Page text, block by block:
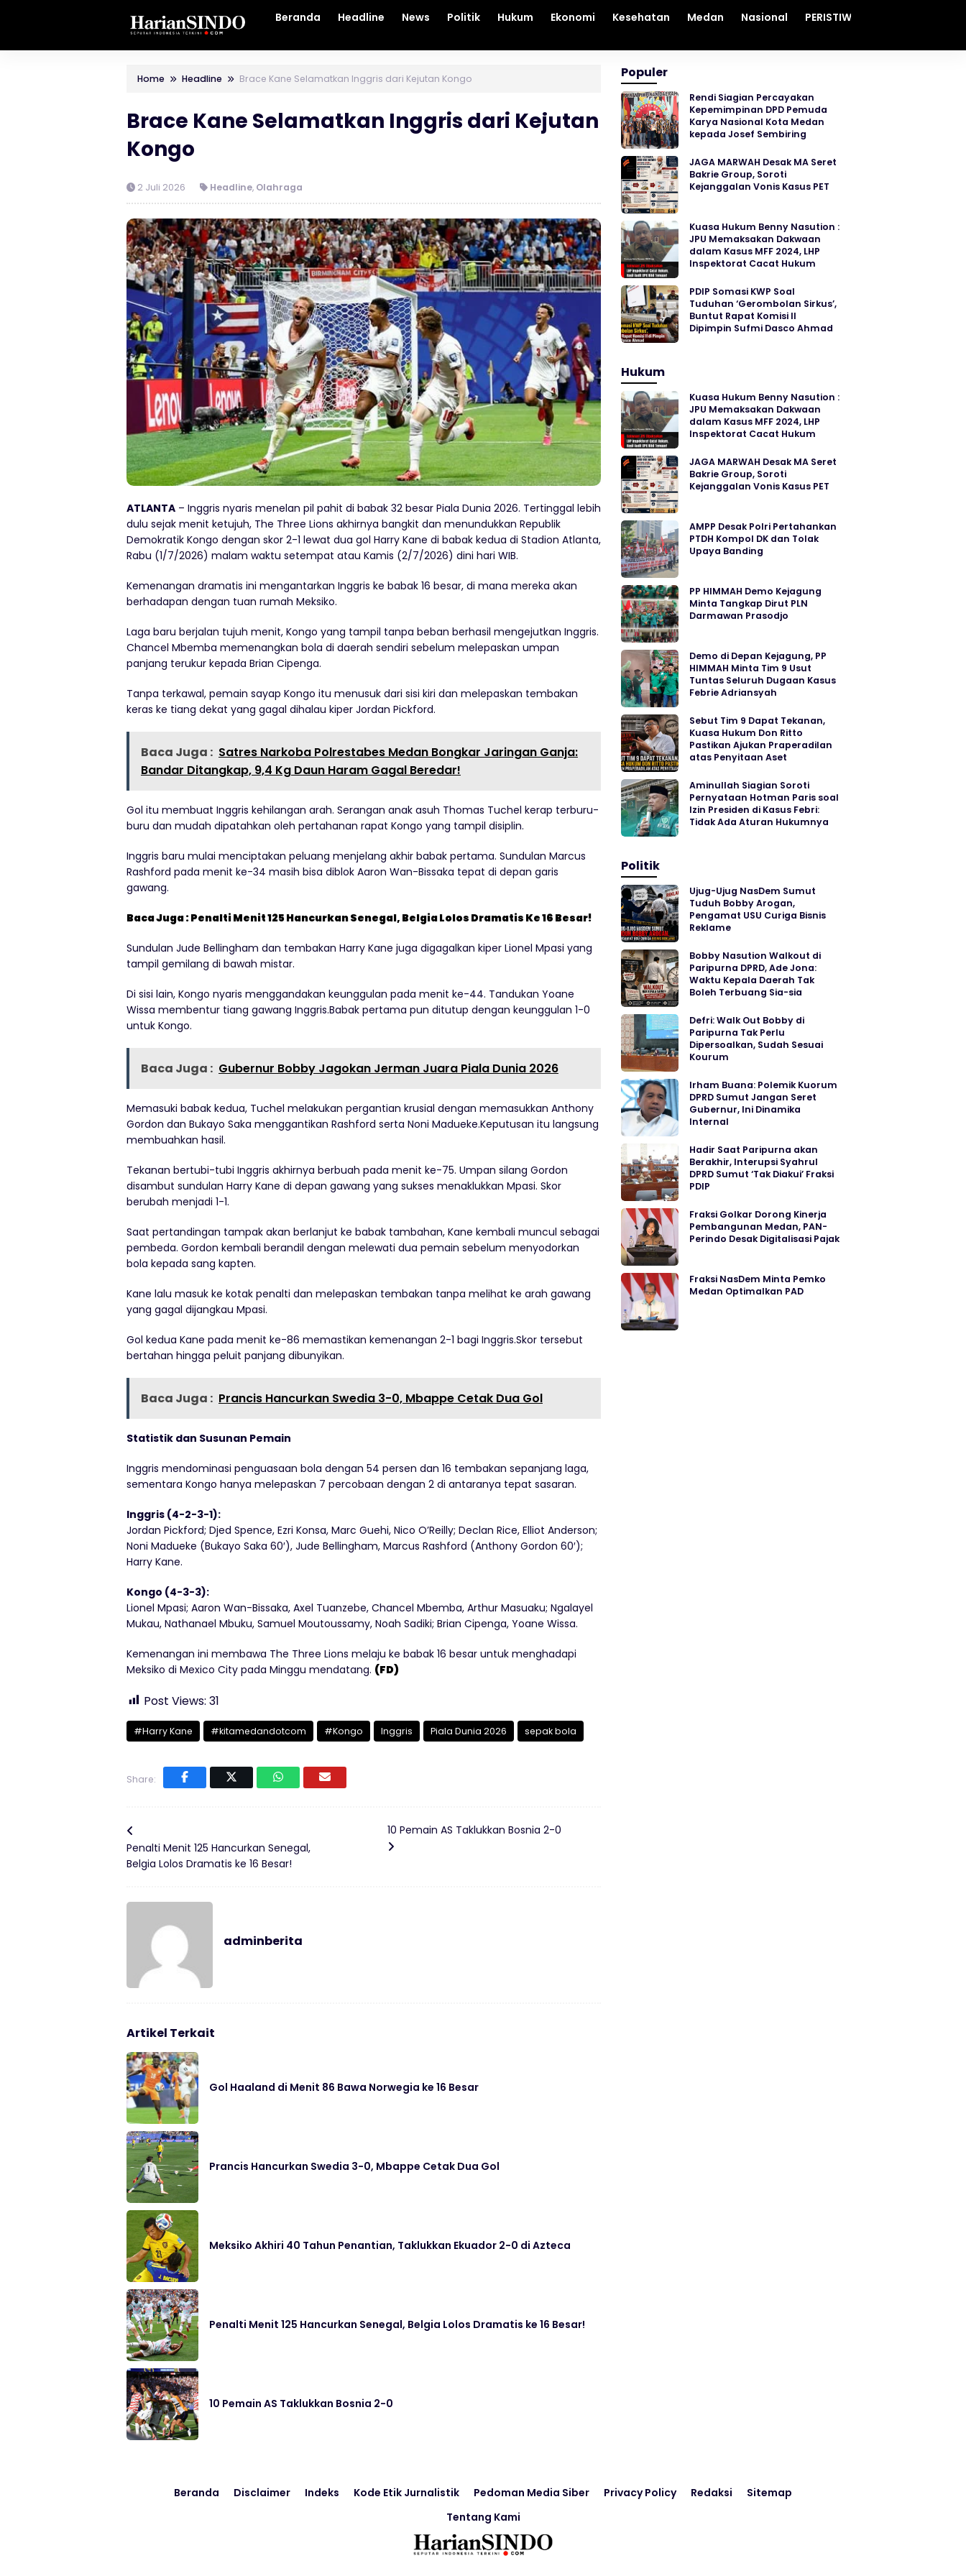
Beranda Headline News Politik Hukum Ekonomi Kesehatan Medan Nasional PERISTIWA
Home Headline Brace Kane Selamatkan Inggris dari Kejutan Kongo
Brace Kane Selamatkan Inggris dari Kejutan
Kongo
2 Juli 2026 Headline, Olahraga
ATLANTA – Inggris nyaris menelan pil pahit di babak 32 besar Piala Dunia 2026. Tertinggal lebih
dulu sejak menit ketujuh, The Three Lions akhirnya bangkit dan menundukkan Republik
Demokratik Kongo dengan skor 2-1 lewat dua gol Harry Kane di babak kedua di Stadion Atlanta,
Rabu (1/7/2026) malam waktu setempat atau Kamis (2/7/2026) dini hari WIB.
Kemenangan dramatis ini mengantarkan Inggris ke babak 16 besar, di mana mereka akan
berhadapan dengan tuan rumah Meksiko.
Laga baru berjalan tujuh menit, Kongo yang tampil tanpa beban berhasil mengejutkan Inggris.
Chancel Mbemba memenangkan bola di daerah sendiri sebelum melepaskan umpan
panjang terukur kepada Brian Cipenga.
Tanpa terkawal, pemain sayap Kongo itu menusuk dari sisi kiri dan melepaskan tembakan
keras ke tiang dekat yang gagal dihalau kiper Jordan Pickford.
Baca Juga : Satres Narkoba Polrestabes Medan Bongkar Jaringan Ganja:
Bandar Ditangkap, 9,4 Kg Daun Haram Gagal Beredar!
Gol itu membuat Inggris kehilangan arah. Serangan anak asuh Thomas Tuchel kerap terburu-
buru dan mudah dipatahkan oleh pertahanan rapat Kongo yang tampil disiplin.
Inggris baru mulai menciptakan peluang menjelang akhir babak pertama. Sundulan Marcus
Rashford pada menit ke-34 masih bisa diblok Aaron Wan-Bissaka tepat di depan garis
gawang.
Baca Juga : Penalti Menit 125 Hancurkan Senegal, Belgia Lolos Dramatis Ke 16 Besar!
Sundulan Jude Bellingham dan tembakan Harry Kane juga digagalkan kiper Lionel Mpasi yang
tampil gemilang di bawah mistar.
Di sisi lain, Kongo nyaris menggandakan keunggulan pada menit ke-44. Tandukan Yoane
Wissa membentur tiang gawang Inggris.Babak pertama pun ditutup dengan keunggulan 1-0
untuk Kongo.
Baca Juga : Gubernur Bobby Jagokan Jerman Juara Piala Dunia 2026
Memasuki babak kedua, Tuchel melakukan pergantian krusial dengan memasukkan Anthony
Gordon dan Bukayo Saka menggantikan Rashford serta Noni Madueke.Keputusan itu langsung
membuahkan hasil.
Tekanan bertubi-tubi Inggris akhirnya berbuah pada menit ke-75. Umpan silang Gordon
disambut sundulan Harry Kane di depan gawang yang sukses menaklukkan Mpasi. Skor
berubah menjadi 1-1.
Saat pertandingan tampak akan berlanjut ke babak tambahan, Kane kembali muncul sebagai
pembeda. Gordon kembali berandil dengan melewati dua pemain sebelum menyodorkan
bola kepada sang kapten.
Kane lalu masuk ke kotak penalti dan melepaskan tembakan tanpa melihat ke arah gawang
yang gagal dijangkau Mpasi.
Gol kedua Kane pada menit ke-86 memastikan kemenangan 2-1 bagi Inggris.Skor tersebut
bertahan hingga peluit panjang dibunyikan.
Baca Juga : Prancis Hancurkan Swedia 3-0, Mbappe Cetak Dua Gol
Statistik dan Susunan Pemain
Inggris mendominasi penguasaan bola dengan 54 persen dan 16 tembakan sepanjang laga,
sementara Kongo hanya melepaskan 7 percobaan dengan 2 di antaranya tepat sasaran.
Inggris (4-2-3-1):
Jordan Pickford; Djed Spence, Ezri Konsa, Marc Guehi, Nico O’Reilly; Declan Rice, Elliot Anderson;
Noni Madueke (Bukayo Saka 60′), Jude Bellingham, Marcus Rashford (Anthony Gordon 60′);
Harry Kane.
Kongo (4-3-3):
Lionel Mpasi; Aaron Wan-Bissaka, Axel Tuanzebe, Chancel Mbemba, Arthur Masuaku; Ngalayel
Mukau, Nathanael Mbuku, Samuel Moutoussamy, Noah Sadiki; Brian Cipenga, Yoane Wissa.
Kemenangan ini membawa The Three Lions melaju ke babak 16 besar untuk menghadapi
Meksiko di Mexico City pada Minggu mendatang. (FD)
Post Views: 31
#Harry Kane #kitamedandotcom #Kongo Inggris Piala Dunia 2026 sepak bola
Share:
Penalti Menit 125 Hancurkan Senegal,
Belgia Lolos Dramatis ke 16 Besar!
10 Pemain AS Taklukkan Bosnia 2-0
adminberita
Artikel Terkait
Gol Haaland di Menit 86 Bawa Norwegia ke 16 Besar
Prancis Hancurkan Swedia 3-0, Mbappe Cetak Dua Gol
Meksiko Akhiri 40 Tahun Penantian, Taklukkan Ekuador 2-0 di Azteca
Penalti Menit 125 Hancurkan Senegal, Belgia Lolos Dramatis ke 16 Besar!
10 Pemain AS Taklukkan Bosnia 2-0
Populer
Rendi Siagian Percayakan
Kepemimpinan DPD Pemuda
Karya Nasional Kota Medan
kepada Josef Sembiring
JAGA MARWAH Desak MA Seret
Bakrie Group, Soroti
Kejanggalan Vonis Kasus PET
Kuasa Hukum Benny Nasution :
JPU Memaksakan Dakwaan
dalam Kasus MFF 2024, LHP
Inspektorat Cacat Hukum
PDIP Somasi KWP Soal
Tuduhan ‘Gerombolan Sirkus’,
Buntut Rapat Komisi II
Dipimpin Sufmi Dasco Ahmad
Hukum
Kuasa Hukum Benny Nasution :
JPU Memaksakan Dakwaan
dalam Kasus MFF 2024, LHP
Inspektorat Cacat Hukum
JAGA MARWAH Desak MA Seret
Bakrie Group, Soroti
Kejanggalan Vonis Kasus PET
AMPP Desak Polri Pertahankan
PTDH Kompol DK dan Tolak
Upaya Banding
PP HIMMAH Demo Kejagung
Minta Tangkap Dirut PLN
Darmawan Prasodjo
Demo di Depan Kejagung, PP
HIMMAH Minta Tim 9 Usut
Tuntas Seluruh Dugaan Kasus
Febrie Adriansyah
Sebut Tim 9 Dapat Tekanan,
Kuasa Hukum Don Ritto
Pastikan Ajukan Praperadilan
atas Penyitaan Aset
Aminullah Siagian Soroti
Pernyataan Hotman Paris soal
Izin Presiden di Kasus Febri:
Tidak Ada Aturan Hukumnya
Politik
Ujug-Ujug NasDem Sumut
Tuduh Bobby Arogan,
Pengamat USU Curiga Bisnis
Reklame
Bobby Nasution Walkout di
Paripurna DPRD, Ade Jona:
Waktu Kepala Daerah Tak
Boleh Terbuang Sia-sia
Defri: Walk Out Bobby di
Paripurna Tak Perlu
Dipersoalkan, Sudah Sesuai
Kourum
Irham Buana: Polemik Kuorum
DPRD Sumut Jangan Seret
Gubernur, Ini Dinamika
Internal
Hadir Saat Paripurna akan
Berakhir, Interupsi Syahrul
DPRD Sumut ‘Tak Diakui’ Fraksi
PDIP
Fraksi Golkar Dorong Kinerja
Pembangunan Medan, PAN-
Perindo Desak Digitalisasi Pajak
Fraksi NasDem Minta Pemko
Medan Optimalkan PAD
Beranda Disclaimer Indeks Kode Etik Jurnalistik Pedoman Media Siber Privacy Policy Redaksi
Sitemap
Tentang Kami